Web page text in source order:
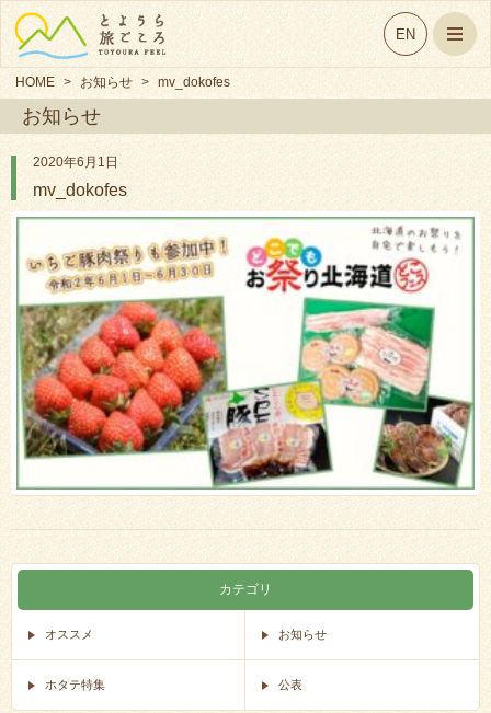
EN
HOME > お知らせ > mv_dokofes
お知らせ
2020年6月1日
mv_dokofes
カテゴリ
オススメ お知らせ
ホタテ特集 公表